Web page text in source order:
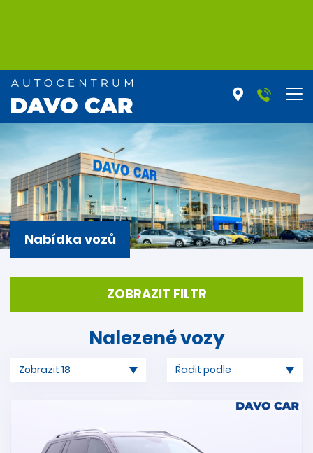
Nabídka vozů
ZOBRAZIT FILTR
Nalezené vozy